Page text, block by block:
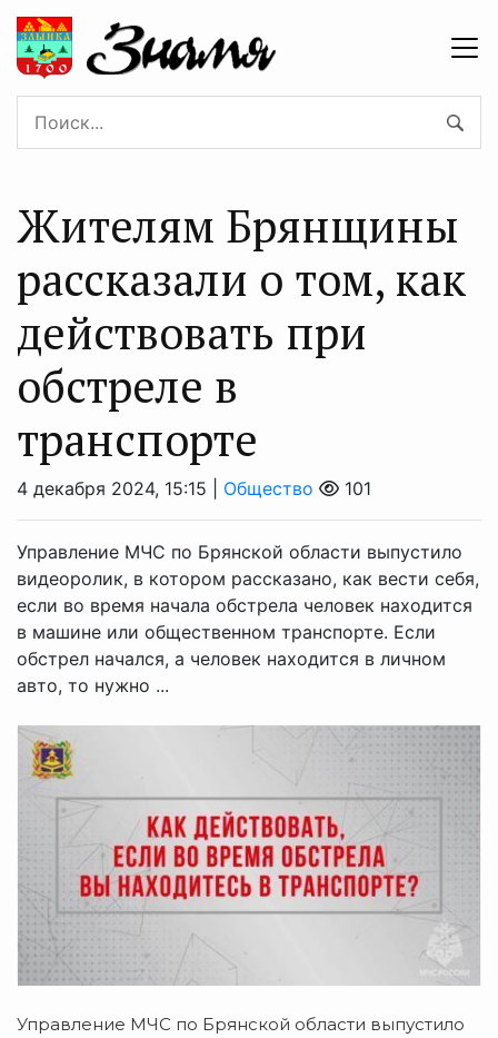
Жителям Брянщины
рассказали о том, как
действовать при
обстреле в
транспорте
4 декабря 2024, 15:15 | Общество 101
Управление МЧС по Брянской области выпустило
видеоролик, в котором рассказано, как вести себя,
если во время начала обстрела человек находится
в машине или общественном транспорте. Если
обстрел начался, а человек находится в личном
авто, то нужно ...
Управление МЧС по Брянской области выпустило